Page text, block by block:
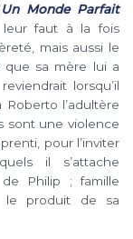
Un Monde Parfait
leur faut à la fois
mais aussi le
que sa mère lui a
lorsqu’il
l’adultère
sont une violence
pour l’inviter
il s’attache
Philip ; famille
le produit de sa